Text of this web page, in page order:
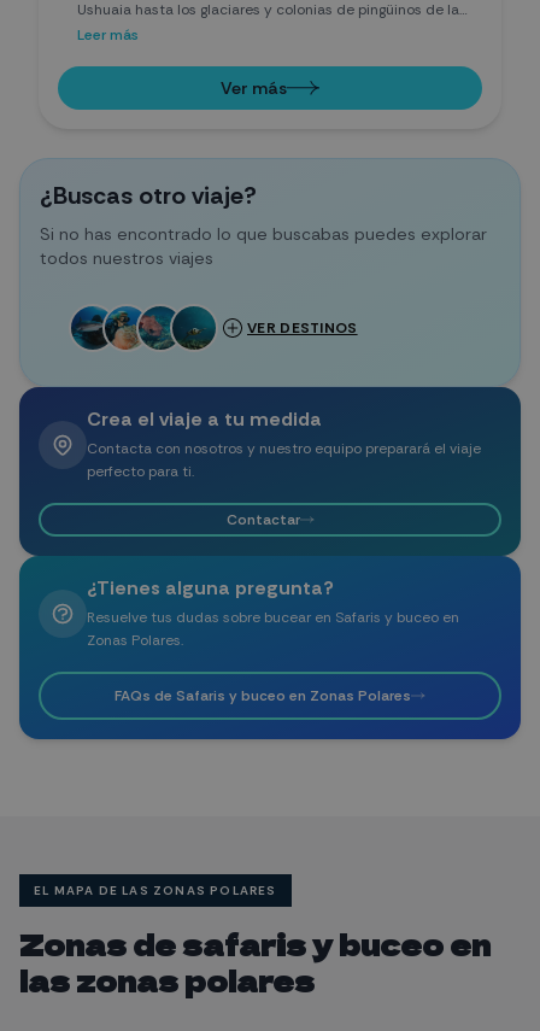
Ushuaia hasta los glaciares y colonias de pingüinos de la
Península Antártica, explorarás paisajes vírgenes en Zodiac
destinos más extremos y fascinantes del planeta.
Leer más
Ver más
¿Buscas otro viaje?
Si no has encontrado lo que buscabas puedes explorar
todos nuestros viajes
VER DESTINOS
Crea el viaje a tu medida
Contacta con nosotros y nuestro equipo preparará el viaje
perfecto para ti.
Contactar
¿Tienes alguna pregunta?
Resuelve tus dudas sobre bucear en Safaris y buceo en
Zonas Polares.
FAQs de Safaris y buceo en Zonas Polares
EL MAPA DE LAS ZONAS POLARES
Zonas de safaris y buceo en
las zonas polares